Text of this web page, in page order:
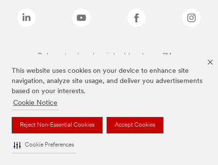
This website uses cookies on your device to enhance site
navigation, analyze site usage, and deliver you advertisements
based on your interests.
Cookie Notice
Reject Non-Essential Cookies Accept Cookies
Cookie Preferences
De bovenstaande merken zijn handelsmerken van 3M.we